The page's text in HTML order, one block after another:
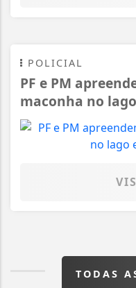
POLICIAL
PF e PM
maconha no
TODAS